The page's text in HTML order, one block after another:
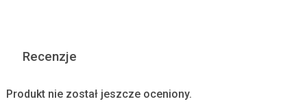
Recenzje
Produkt nie został jeszcze oceniony.